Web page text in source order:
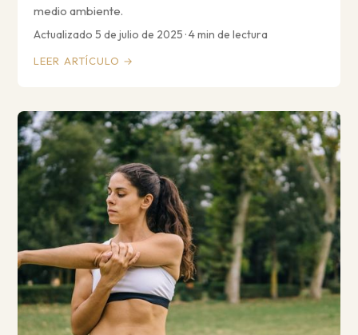
medio ambiente.
Actualizado 5 de julio de 2025 · 4 min de lectura
LEER ARTÍCULO →